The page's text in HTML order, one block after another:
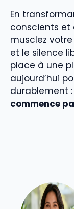
En
conscients et
musclez
et le silence
place à une
aujourd’hui
durablement :
commence